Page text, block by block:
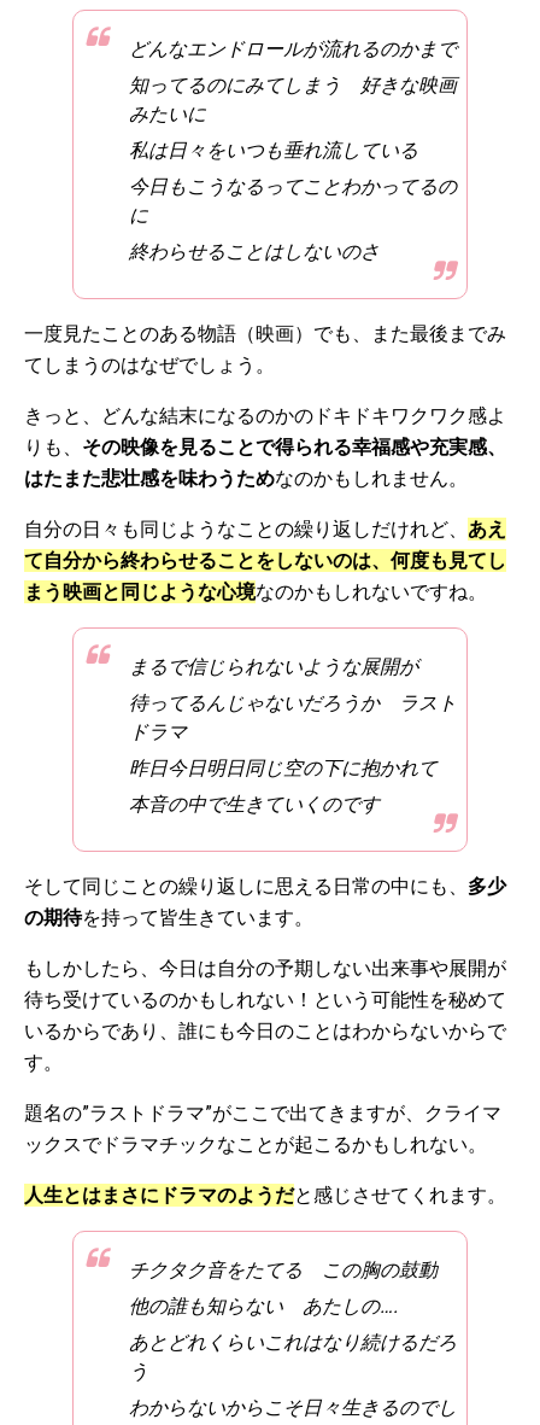
どんなエンドロールが流れるのかまで
知ってるのにみてしまう 好きな映画
みたいに
私は日々をいつも垂れ流している
今日もこうなるってことわかってるの
に
終わらせることはしないのさ
一度見たことのある物語（映画）でも、また最後までみ
てしまうのはなぜでしょう。
きっと、どんな結末になるのかのドキドキワクワク感よ
りも、 その映像を見ることで得られる幸福感や充実感、
はたまた悲壮感を味わうためなのかもしれません。
自分の日々も同じようなことの繰り返しだけれど、 あえ
て自分から終わらせることをしないのは、何度も見てし
まう映画と同じような心境なのかもしれないですね。
まるで信じられないような展開が
待ってるんじゃないだろうか ラスト
ドラマ
昨日今日明日同じ空の下に抱かれて
本音の中で生きていくのです
そして同じことの繰り返しに思える日常の中にも、 多少
の期待を持って皆生きています。
もしかしたら、今日は自分の予期しない出来事や展開が
待ち受けているのかもしれない！という可能性を秘めて
いるからであり、誰にも今日のことはわからないからで
す。
題名の”ラストドラマ”がここで出てきますが、クライマ
ックスでドラマチックなことが起こるかもしれない。
人生とはまさにドラマのようだと感じさせてくれます。
チクタク音をたてる この胸の鼓動
他の誰も知らない あたしの….
あとどれくらいこれはなり続けるだろ
う
わからないからこそ日々生きるのでし